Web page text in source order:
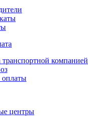
транспортной компанией
центры